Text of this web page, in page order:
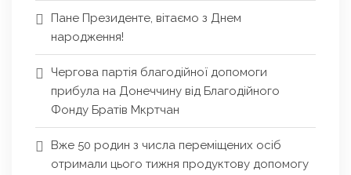
Пане Президенте, вітаємо з Днем
народження!
Чергова партія благодійної допомоги
прибула на Донеччину від Благодійного
Фонду Братів Мкртчан
Вже 50 родин з числа переміщених осіб
отримали цього тижня продуктову допомогу